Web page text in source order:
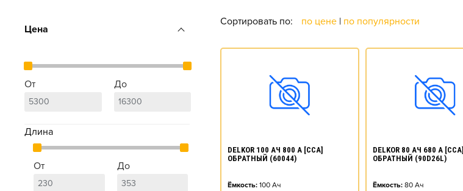
Цена
От До
Длина
От До
Сортировать по: по цене | по популярности
DELKOR 100 АЧ 800 А [CCA]
ОБРАТНЫЙ (60044)
Ёмкость: 100 Ач
DELKOR 80 АЧ 680 А [CCA]
ОБРАТНЫЙ (90D26L)
Ёмкость: 80 Ач